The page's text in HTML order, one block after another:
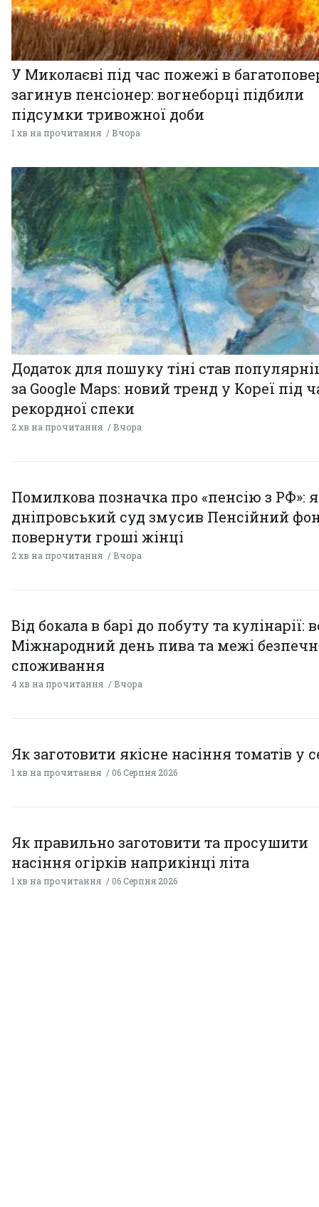
У Миколаєві під час пожежі в
загинув пенсіонер: вогнеборці підбили
підсумки тривожної доби
1 хв на прочитання Вчора
Додаток для пошуку тіні став
за Google Maps: новий тренд у Кореї під
рекордної спеки
2 хв на прочитання Вчора
Помилкова позначка про «пенсію з РФ»:
дніпровський суд змусив Пенсійний
повернути гроші жінці
2 хв на прочитання Вчора
Від бокала в барі до побуту та кулінарії:
Міжнародний день пива та межі
споживання
4 хв на прочитання Вчора
Як заготовити якісне насіння томатів у
1 хв на прочитання 06 Серпня 2026
Як правильно заготовити та просушити
насіння огірків наприкінці літа
1 хв на прочитання 06 Серпня 2026